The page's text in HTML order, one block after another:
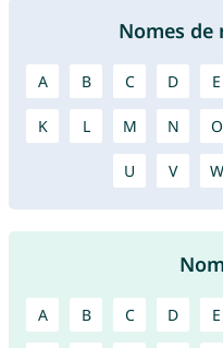
Nomes de
A B C D E
K L M N O
U V W
A B C D E